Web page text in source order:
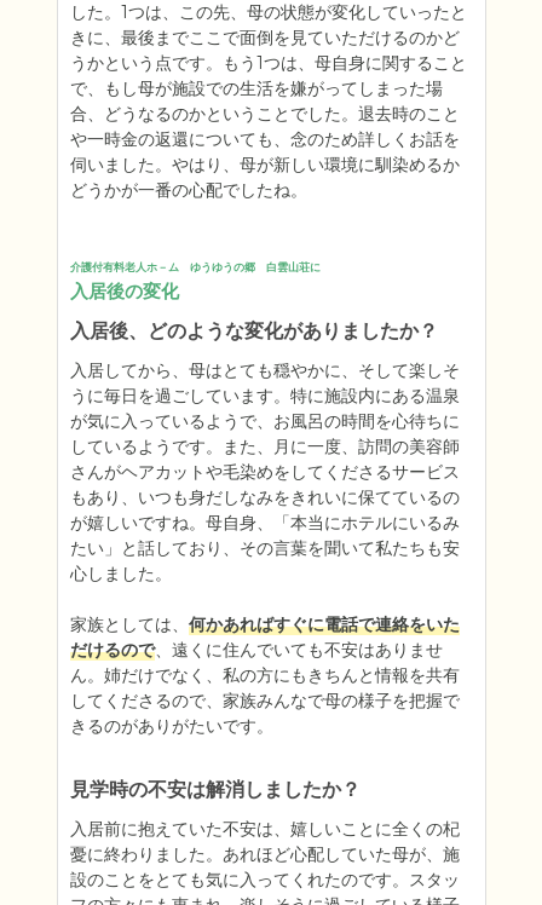
した。1つは、この先、母の状態が変化していったと
きに、最後までここで面倒を見ていただけるのかど
うかという点です。もう1つは、母自身に関すること
で、もし母が施設での生活を嫌がってしまった場
合、どうなるのかということでした。退去時のこと
や一時金の返還についても、念のため詳しくお話を
伺いました。やはり、母が新しい環境に馴染めるか
どうかが一番の心配でしたね。
介護付有料老人ホ－ム　ゆうゆうの郷　白雲山荘に
入居後の変化
入居後、どのような変化がありましたか？
入居してから、母はとても穏やかに、そして楽しそ
うに毎日を過ごしています。特に施設内にある温泉
が気に入っているようで、お風呂の時間を心待ちに
しているようです。また、月に一度、訪問の美容師
さんがヘアカットや毛染めをしてくださるサービス
もあり、いつも身だしなみをきれいに保てているの
が嬉しいですね。母自身、「本当にホテルにいるみ
たい」と話しており、その言葉を聞いて私たちも安
心しました。
家族としては、 何かあればすぐに電話で連絡をいた
だけるので、遠くに住んでいても不安はありませ
ん。姉だけでなく、私の方にもきちんと情報を共有
してくださるので、家族みんなで母の様子を把握で
きるのがありがたいです。
見学時の不安は解消しましたか？
入居前に抱えていた不安は、嬉しいことに全くの杞
憂に終わりました。あれほど心配していた母が、施
設のことをとても気に入ってくれたのです。スタッ